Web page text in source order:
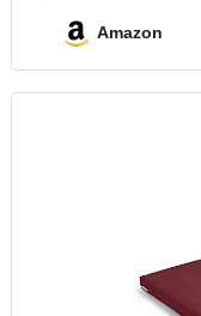
Amazon